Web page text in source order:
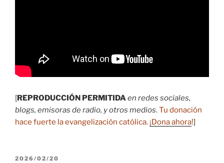
[REPRODUCCIÓN PERMITIDA en redes sociales,
blogs, emisoras de radio, y otros medios.Tu donación
hace fuerte la evangelización católica. ¡Dona ahora!]
PUBLICADO
2026/02/20